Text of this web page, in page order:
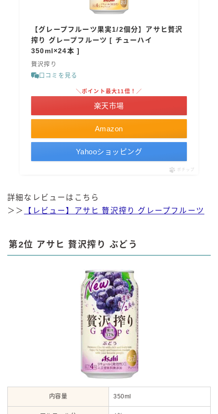
【グレープフルーツ果実1/2個分】アサヒ贅沢
搾り グレープフルーツ [ チューハイ
350ml×24本 ]
贅沢搾り
口コミを見る
Amazon
＼ポイント最大11倍！／
楽天市場
Yahooショッピング
ポチップ
詳細なレビューはこちら
＞＞
【レビュー】アサヒ 贅沢搾り グレープフルーツ
第2位 アサヒ 贅沢搾り ぶどう
内容量 350ml